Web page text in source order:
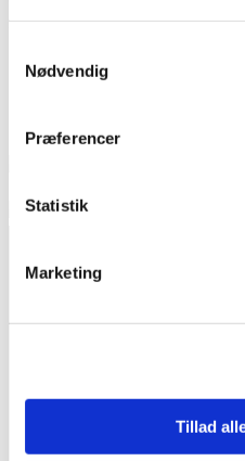
Nødvendig
Præferencer
Statistik
Marketing
Tillad
adgang...
2200